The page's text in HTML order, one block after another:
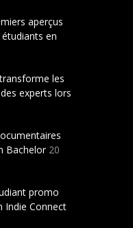
aperçus
en
les
experts lors
Bachelor 20
promo
Indie Connect